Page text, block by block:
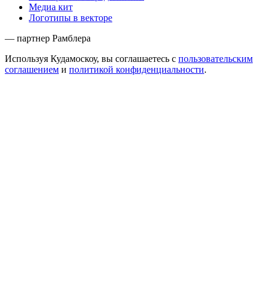
Медиа кит
Логотипы в векторе
— партнер Рамблера
Используя Кудамоскоу, вы соглашаетесь с пользовательским
соглашением и политикой конфиденциальности.